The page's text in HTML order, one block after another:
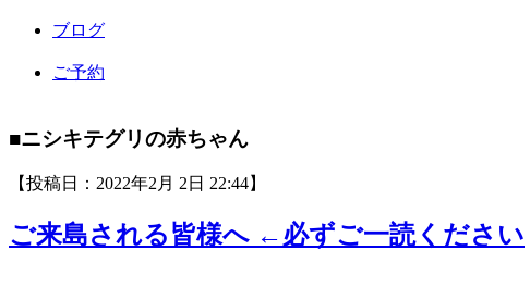
ブログ
ご予約
■ニシキテグリの赤ちゃん
【投稿日：2022年2月 2日 22:44】
ご来島される皆様へ ←必ずご一読ください